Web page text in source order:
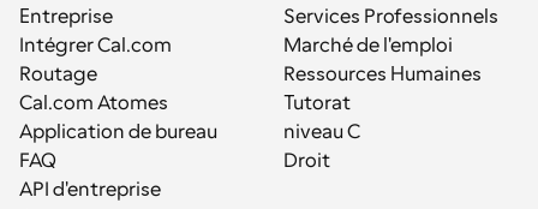
Entreprise
Intégrer Cal.com
Routage
Cal.com Atomes
Application de bureau
FAQ
API d'entreprise
Services Professionnels
Marché de l'emploi
Ressources Humaines
Tutorat
niveau C
Droit